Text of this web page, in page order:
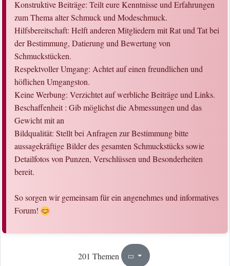
Konstruktive Beiträge: Teilt eure Kenntnisse und Erfahrungen
zum Thema alter Schmuck und Modeschmuck.
Hilfsbereitschaft: Helft anderen Mitgliedern mit Rat und Tat bei
der Bestimmung, Datierung und Bewertung von
Schmuckstücken.
Respektvoller Umgang: Achtet auf einen freundlichen und
höflichen Umgangston.
Keine Werbung: Verzichtet auf werbliche Beiträge und Links.
Beschaffenheit : Gib möglichst die Abmessungen und das
Gewicht mit an
Bildqualität: Stellt bei Anfragen zur Bestimmung bitte
aussagekräftige Bilder des gesamten Schmuckstücks sowie
Detailfotos von Punzen, Verschlüssen und Besonderheiten
bereit.
So sorgen wir gemeinsam für ein angenehmes und informatives
Forum!
201 Themen Seite1